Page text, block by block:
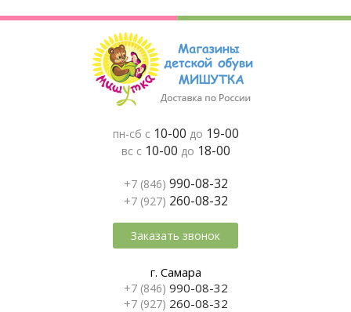
пн-сб с 10-00 до 19-00
вс с 10-00 до 18-00
+7 (846) 990-08-32
+7 (927) 260-08-32
Заказать звонок
г. Самара
+7 (846) 990-08-32
+7 (927) 260-08-32